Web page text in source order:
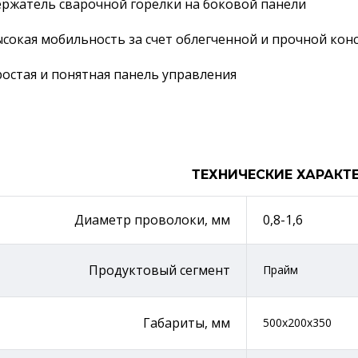
сварочной горелки на боковой панели
мобильность за счет облегченной и прочной
и понятная панель управления
ТЕХНИЧЕСКИЕ
Диаметр проволоки, мм 0,8-1,6
Продуктовый сегмент Прайм
Габариты, мм 500х200х350